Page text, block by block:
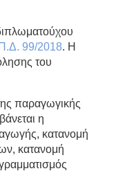
Π.Δ. 99/2018. Η
του
παραγωγικής
η
κατανομή
κατανομή